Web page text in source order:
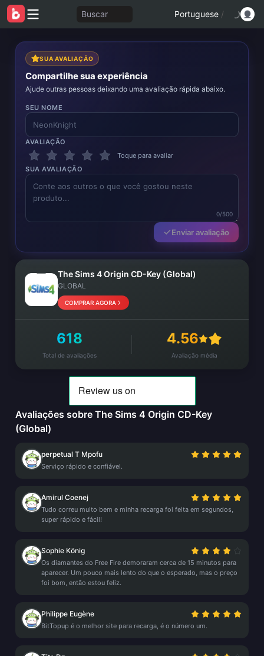
Buscar Portuguese /
SUA AVALIAÇÃO
Compartilhe sua experiência
Ajude outras pessoas deixando uma avaliação rápida abaixo.
SEU NOME
AVALIAÇÃO
Toque para avaliar
SUA AVALIAÇÃO
0/500
Enviar avaliação
The Sims 4 Origin CD-Key (Global)
GLOBAL
COMPRAR AGORA
618
Total de avaliações
4.56
Avaliação média
Avaliações sobre The Sims 4 Origin CD-Key
(Global)
perpetual T Mpofu
Serviço rápido e confiável.
Amirul Coenej
Tudo correu muito bem e minha recarga foi feita em segundos,
super rápido e fácil!
Sophie König
Os diamantes do Free Fire demoraram cerca de 15 minutos para
aparecer. Um pouco mais lento do que o esperado, mas o preço
foi bom, então estou feliz.
Philippe Eugène
BitTopup é o melhor site para recarga, é o número um.